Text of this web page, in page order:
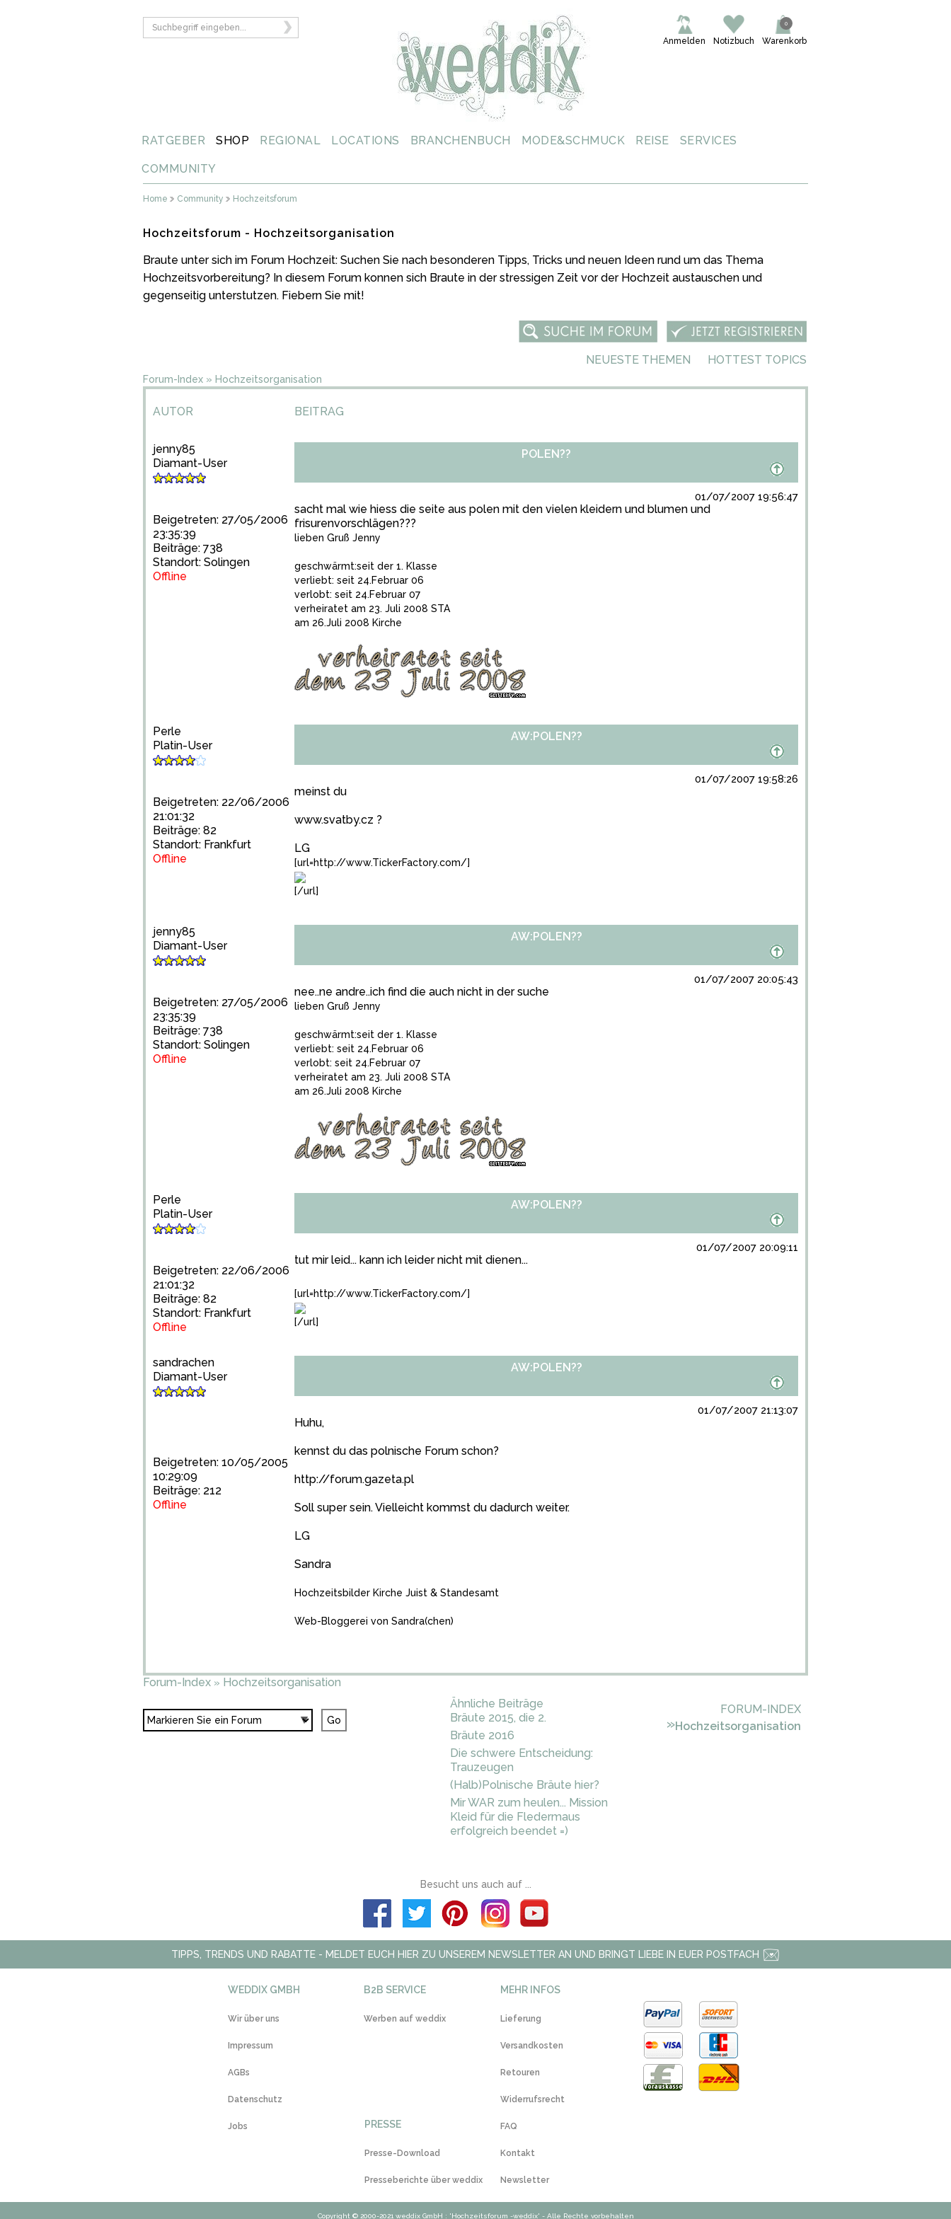
Warenkorb
0
Notizbuch
Anmelden
RATGEBER SHOP REGIONAL LOCATIONS BRANCHENBUCH MODE&SCHMUCK REISE SERVICES
COMMUNITY
Home Community Hochzeitsforum
Hochzeitsforum - Hochzeitsorganisation
Braute unter sich im Forum Hochzeit: Suchen Sie nach besonderen Tipps, Tricks und neuen Ideen rund um das Thema
Hochzeitsvorbereitung? In diesem Forum konnen sich Braute in der stressigen Zeit vor der Hochzeit austauschen und
gegenseitig unterstutzen. Fiebern Sie mit!
NEUESTE THEMEN HOTTEST TOPICS
Forum-Index » Hochzeitsorganisation
AUTOR BEITRAG
jenny85
Diamant-User
Beigetreten: 27/05/2006
23:35:39
Beiträge: 738
Standort: Solingen
Offline
POLEN??
01/07/2007 19:56:47
sacht mal wie hiess die seite aus polen mit den vielen kleidern und blumen und
frisurenvorschlägen???
lieben Gruß Jenny
geschwärmt:seit der 1. Klasse
verliebt: seit 24.Februar 06
verlobt: seit 24.Februar 07
verheiratet am 23. Juli 2008 STA
am 26.Juli 2008 Kirche
Perle
Platin-User
Beigetreten: 22/06/2006
21:01:32
Beiträge: 82
Standort: Frankfurt
Offline
AW:POLEN??
01/07/2007 19:58:26
meinst du
www.svatby.cz ?
LG
[url=http://www.TickerFactory.com/]
[/url]
jenny85
Diamant-User
Beigetreten: 27/05/2006
23:35:39
Beiträge: 738
Standort: Solingen
Offline
AW:POLEN??
01/07/2007 20:05:43
nee..ne andre..ich find die auch nicht in der suche
lieben Gruß Jenny
geschwärmt:seit der 1. Klasse
verliebt: seit 24.Februar 06
verlobt: seit 24.Februar 07
verheiratet am 23. Juli 2008 STA
am 26.Juli 2008 Kirche
Perle
Platin-User
Beigetreten: 22/06/2006
21:01:32
Beiträge: 82
Standort: Frankfurt
Offline
AW:POLEN??
01/07/2007 20:09:11
tut mir leid... kann ich leider nicht mit dienen...
[url=http://www.TickerFactory.com/]
[/url]
sandrachen
Diamant-User
Beigetreten: 10/05/2005
10:29:09
Beiträge: 212
Offline
AW:POLEN??
01/07/2007 21:13:07
Huhu,
kennst du das polnische Forum schon?
http://forum.gazeta.pl
Soll super sein. Vielleicht kommst du dadurch weiter.
LG
Sandra
Hochzeitsbilder Kirche Juist & Standesamt
Web-Bloggerei von Sandra(chen)
Forum-Index » Hochzeitsorganisation
Ähnliche Beiträge
Bräute 2015, die 2.
Bräute 2016
Die schwere Entscheidung:
Trauzeugen
(Halb)Polnische Bräute hier?
Mir WAR zum heulen... Mission
Kleid für die Fledermaus
erfolgreich beendet =)
FORUM-INDEX
»Hochzeitsorganisation
Besucht uns auch auf ...
TIPPS, TRENDS UND RABATTE - MELDET EUCH HIER ZU UNSEREM NEWSLETTER AN UND BRINGT LIEBE IN EUER POSTFACH
WEDDIX GMBH
Wir über uns
Impressum
AGBs
Datenschutz
Jobs
B2B SERVICE
Werben auf weddix
PRESSE
Presse-Download
Presseberichte über weddix
MEHR INFOS
Lieferung
Versandkosten
Retouren
Widerrufsrecht
FAQ
Kontakt
Newsletter
Copyright © 2000-2021 weddix GmbH : 'Hochzeitsforum -weddix' - Alle Rechte vorbehalten